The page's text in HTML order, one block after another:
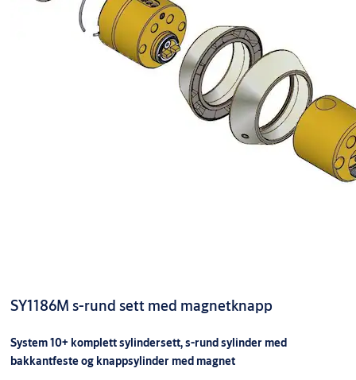
SY1186M s-rund sett med magnetknapp
System 10+ komplett sylindersett, s-rund sylinder med
bakkantfeste og knappsylinder med magnet